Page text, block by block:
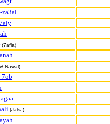
za3al
(7afla)
Nawal)
7ob
(Jalsa)